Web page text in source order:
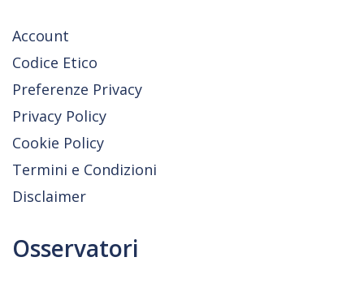
Account
Codice Etico
Preferenze Privacy
Privacy Policy
Cookie Policy
Termini e Condizioni
Disclaimer
Osservatori